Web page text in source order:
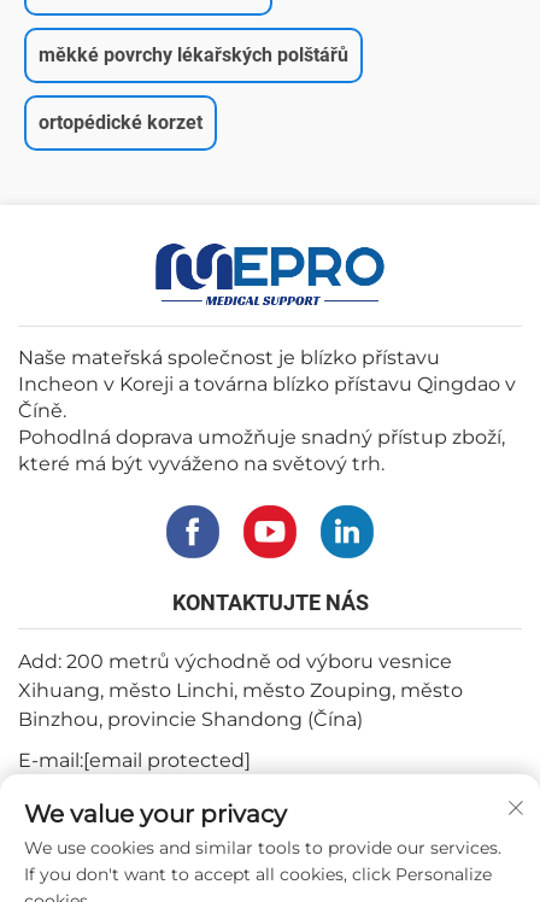
měkké povrchy lékařských polštářů
ortopédické korzet
Naše mateřská společnost je blízko přístavu
Incheon v Koreji a továrna blízko přístavu Qingdao v
Číně.
Pohodlná doprava umožňuje snadný přístup zboží,
které má být vyváženo na světový trh.
KONTAKTUJTE NÁS
Add: 200 metrů východně od výboru vesnice
Xihuang, město Linchi, město Zouping, město
Binzhou, provincie Shandong (Čína)
E-mail:[email protected]
Tel:+82-3180427370
Telefon:+86-15564344404
WhatsApp: +82-1022396668
We value your privacy
We use cookies and similar tools to provide our services.
If you don't want to accept all cookies, click Personalize